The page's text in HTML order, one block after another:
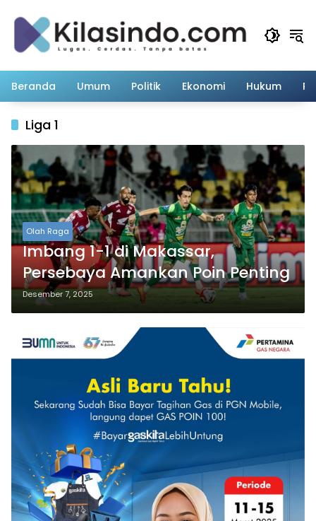
Beranda Umum Politik Ekonomi Hukum
Liga 1
Olah Raga
Imbang 1-1 di Makassar,
Persebaya Amankan Poin Penting
Desember 7, 2025